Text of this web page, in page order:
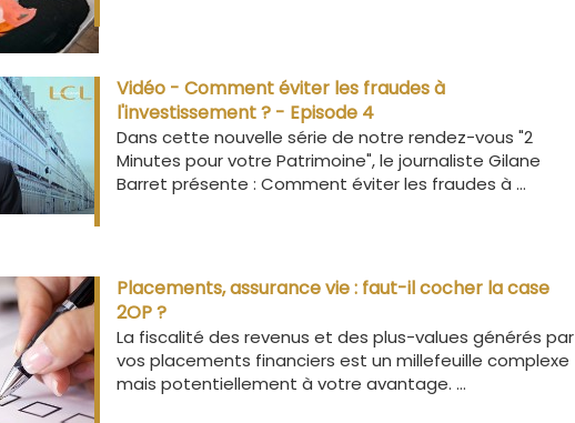
Vidéo - Comment éviter les fraudes à
l'investissement ? - Episode 4
Dans cette nouvelle série de notre rendez-vous "2
Minutes pour votre Patrimoine", le journaliste Gilane
Barret présente : Comment éviter les fraudes à ...
Placements, assurance vie : faut-il cocher la case
2OP ?
La fiscalité des revenus et des plus-values générés par
vos placements financiers est un millefeuille complexe
mais potentiellement à votre avantage. ...